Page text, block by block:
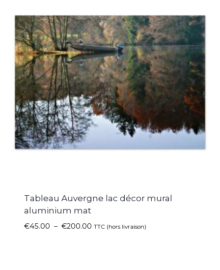
Tableau Auvergne lac décor mural
aluminium mat
€45.00 – €200.00 TTC (hors livraison)